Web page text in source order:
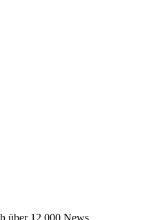
über 12.000 News